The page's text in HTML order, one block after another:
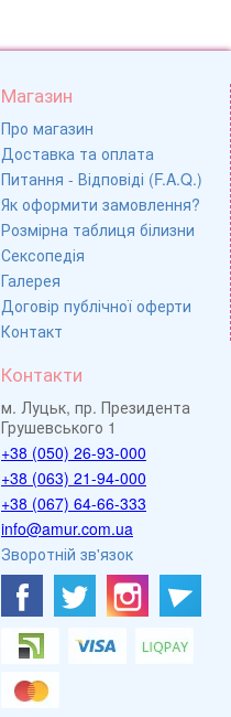
Магазин
Про магазин
Доставка та оплата
Питання - Відповіді (F.A.Q.)
Як оформити замовлення?
Розмірна таблиця білизни
Сексопедія
Галерея
Договір публічної оферти
Контакт
Контакти
м. Луцьк, пр. Президента
Грушевського 1
+38 (050) 26-93-000
+38 (063) 21-94-000
+38 (067) 64-66-333
info@amur.com.ua
Зворотній зв'язок